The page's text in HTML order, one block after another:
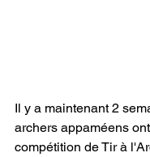
Il y a maintenant 2
archers appaméens
compétition de Tir à